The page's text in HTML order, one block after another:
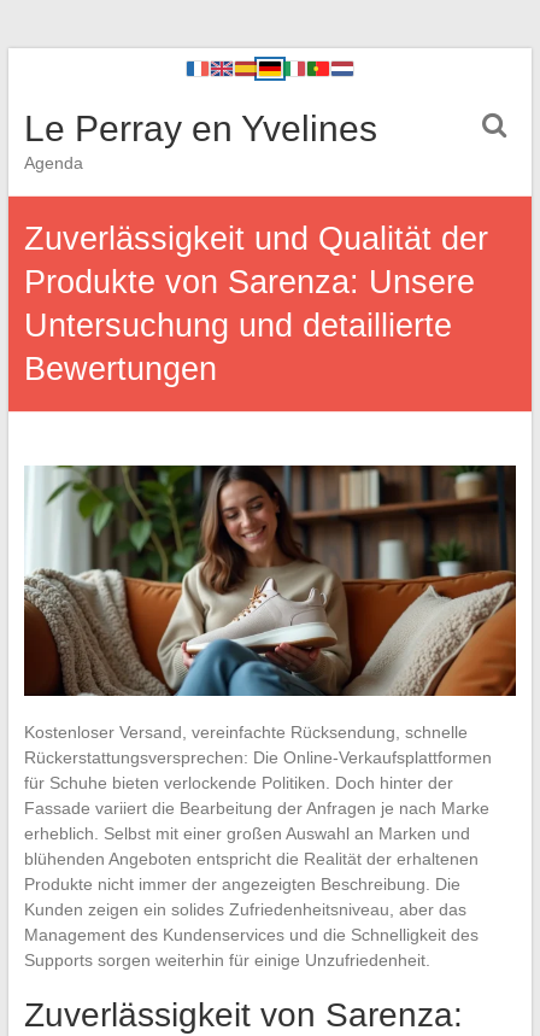
Le Perray en Yvelines
Agenda
Zuverlässigkeit und Qualität der
Produkte von Sarenza: Unsere
Untersuchung und detaillierte
Bewertungen
Kostenloser Versand, vereinfachte Rücksendung, schnelle
Rückerstattungsversprechen: Die Online-Verkaufsplattformen
für Schuhe bieten verlockende Politiken. Doch hinter der
Fassade variiert die Bearbeitung der Anfragen je nach Marke
erheblich. Selbst mit einer großen Auswahl an Marken und
blühenden Angeboten entspricht die Realität der erhaltenen
Produkte nicht immer der angezeigten Beschreibung. Die
Kunden zeigen ein solides Zufriedenheitsniveau, aber das
Management des Kundenservices und die Schnelligkeit des
Supports sorgen weiterhin für einige Unzufriedenheit.
Zuverlässigkeit von Sarenza: